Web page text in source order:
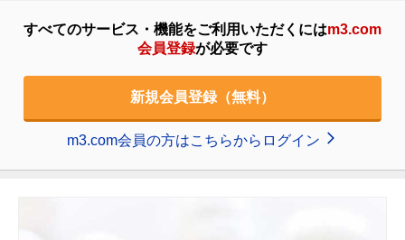
すべてのサービス・機能をご利用いただくにはm3.com
会員登録が必要です
新規会員登録（無料）
m3.com会員の方はこちらからログイン